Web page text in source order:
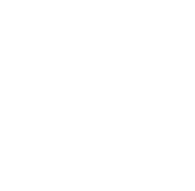
(pęknięcia